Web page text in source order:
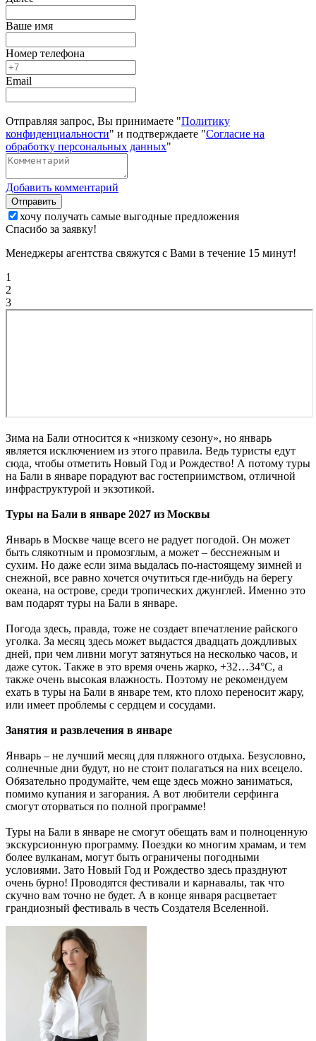
Ваше имя
Номер телефона
Email
Отправляя запрос, Вы принимаете "Политику
конфиденциальности" и подтверждаете "Согласие на
обработку персональных данных"
Добавить комментарий
Отправить
хочу получать самые выгодные предложения
Спасибо за заявку!
Менеджеры агентства свяжутся с Вами в течение 15 минут!
1
2
3
Зима на Бали относится к «низкому сезону», но январь
является исключением из этого правила. Ведь туристы едут
сюда, чтобы отметить Новый Год и Рождество! А потому туры
на Бали в январе порадуют вас гостеприимством, отличной
инфраструктурой и экзотикой.
Туры на Бали в январе 2027 из Москвы
Январь в Москве чаще всего не радует погодой. Он может
быть слякотным и промозглым, а может – бесснежным и
сухим. Но даже если зима выдалась по-настоящему зимней и
снежной, все равно хочется очутиться где-нибудь на берегу
океана, на острове, среди тропических джунглей. Именно это
вам подарят туры на Бали в январе.
Погода здесь, правда, тоже не создает впечатление райского
уголка. За месяц здесь может выдастся двадцать дождливых
дней, при чем ливни могут затянуться на несколько часов, и
даже суток. Также в это время очень жарко, +32…34°С, а
также очень высокая влажность. Поэтому не рекомендуем
ехать в туры на Бали в январе тем, кто плохо переносит жару,
или имеет проблемы с сердцем и сосудами.
Занятия и развлечения в январе
Январь – не лучший месяц для пляжного отдыха. Безусловно,
солнечные дни будут, но не стоит полагаться на них всецело.
Обязательно продумайте, чем еще здесь можно заниматься,
помимо купания и загорания. А вот любители серфинга
смогут оторваться по полной программе!
Туры на Бали в январе не смогут обещать вам и полноценную
экскурсионную программу. Поездки ко многим храмам, и тем
более вулканам, могут быть ограничены погодными
условиями. Зато Новый Год и Рождество здесь празднуют
очень бурно! Проводятся фестивали и карнавалы, так что
скучно вам точно не будет. А в конце января расцветает
грандиозный фестиваль в честь Создателя Вселенной.